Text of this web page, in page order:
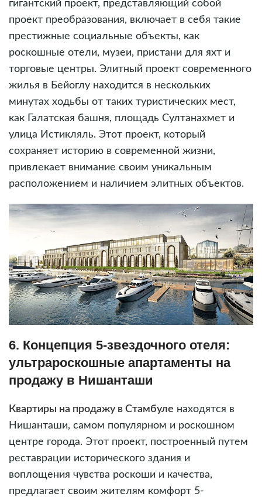
гигантский проект, представляющий собой
проект преобразования, включает в себя такие
престижные социальные объекты, как
роскошные отели, музеи, пристани для яхт и
торговые центры. Элитный проект современного
жилья в Бейоглу находится в нескольких
минутах ходьбы от таких туристических мест,
как Галатская башня, площадь Султанахмет и
улица Истикляль. Этот проект, который
сохраняет историю в современной жизни,
привлекает внимание своим уникальным
расположением и наличием элитных объектов.
6. Концепция 5-звездочного отеля:
ультрароскошные апартаменты на
продажу в Нишанташи
Квартиры на продажу в Стамбуле находятся в
Нишанташи, самом популярном и роскошном
центре города. Этот проект, построенный путем
реставрации исторического здания и
воплощения чувства роскоши и качества,
предлагает своим жителям комфорт 5-